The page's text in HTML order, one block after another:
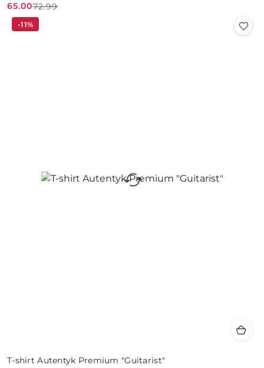
Cena
promocyjna:
65.00
Cena
przed
72.99
T-shirt Autentyk Premium "Guitarist"
-11%